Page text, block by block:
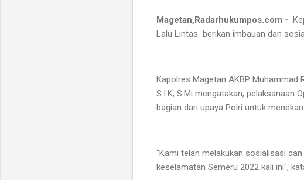
Magetan,Radarhukumpos.com -
Lalu Lintas berikan imbauan dan
Kapolres Magetan AKBP Muhammad
S.I.K, S.Mi mengatakan, pelaksanaan
bagian dari upaya Polri untuk
"Kami telah melakukan sosialisasi
keselamatan Semeru 2022 kali ini",